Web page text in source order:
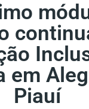
em
Piauí